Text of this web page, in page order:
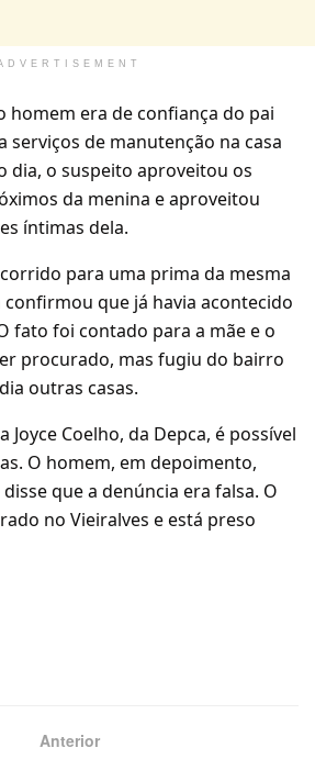
homem era de confiança do pai
serviços de manutenção na casa
dia, o suspeito aproveitou os
da menina e aproveitou
íntimas dela.
para uma prima da mesma
que já havia acontecido
fato foi contado para a mãe e o
procurado, mas fugiu do bairro
outras casas.
Joyce Coelho, da Depca, é possível
O homem, em depoimento,
que a denúncia era falsa. O
no Vieiralves e está preso
Anterior